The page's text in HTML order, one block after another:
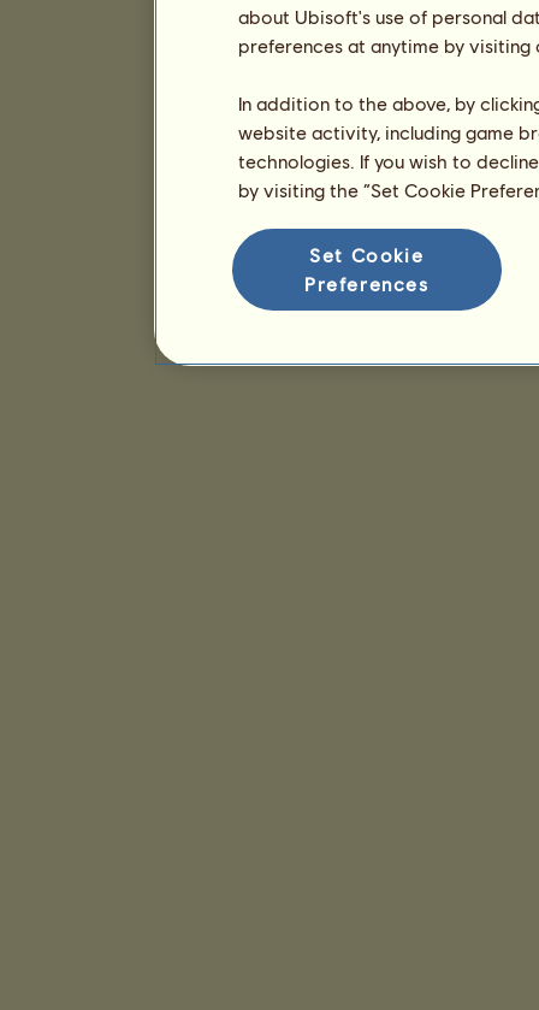
about Ubisoft's use of personal
preferences at anytime by
In addition to the above, by
website activity, including game
technologies. If you wish to
by visiting the “Set Cookie
Set Cookie
Preferences